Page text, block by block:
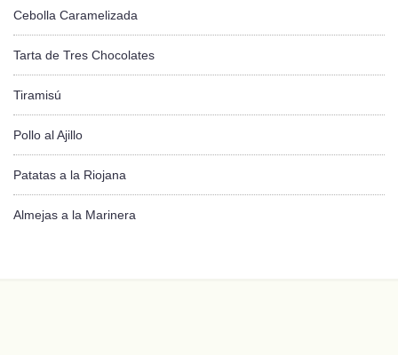
Cebolla Caramelizada
Tarta de Tres Chocolates
Tiramisú
Pollo al Ajillo
Patatas a la Riojana
Almejas a la Marinera